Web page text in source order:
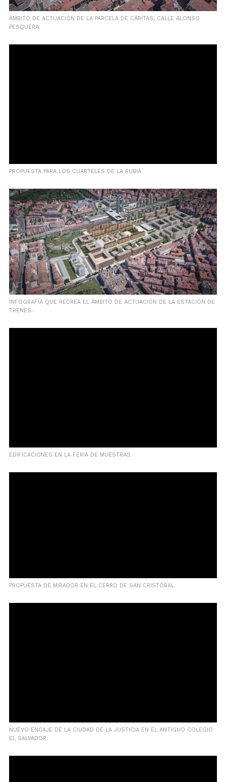
ÁMBITO DE ACTUACIÓN DE LA PARCELA DE CÁRITAS, CALLE ALONSO
PESQUERA.
PROPUESTA PARA LOS CUARTELES DE LA RUBIA.
INFOGRAFÍA QUE RECREA EL ÁMBITO DE ACTUACIÓN DE LA ESTACIÓN DE
TRENES.
EDIFICACIONES EN LA FERIA DE MUESTRAS.
PROPUESTA DE MIRADOR EN EL CERRO DE SAN CRISTÓBAL.
NUEVO ENCAJE DE LA CIUDAD DE LA JUSTICIA EN EL ANTIGUO COLEGIO
EL SALVADOR.